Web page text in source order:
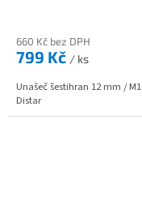
660 Kč bez DPH
799 Kč / ks
Unašeč šestihran 12 mm /
Distar